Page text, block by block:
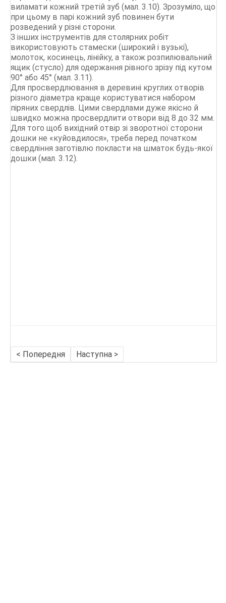
виламати кожний третій зуб (мал. 3.10). Зрозуміло, що
при цьому в парі кожний зуб повинен бути
розведений у різні сторони.
З інших інструментів для столярних робіт
використовують стамески (широкий і вузькі),
молоток, косинець, лінійку, а також розпилювальний
ящик (стусло) для одержання рівного зрізу під кутом
90° або 45° (мал. 3.11).
Для просвердлювання в деревині круглих отворів
різного діаметра краще користуватися набором
піряних свердлів. Цими свердлами дуже якісно й
швидко можна просвердлити отвори від 8 до 32 мм.
Для того щоб вихідний отвір зі зворотної сторони
дошки не «куйовдилося», треба перед початком
свердління заготівлю покласти на шматок будь-якої
дошки (мал. 3.12).
< Попередня Наступна >